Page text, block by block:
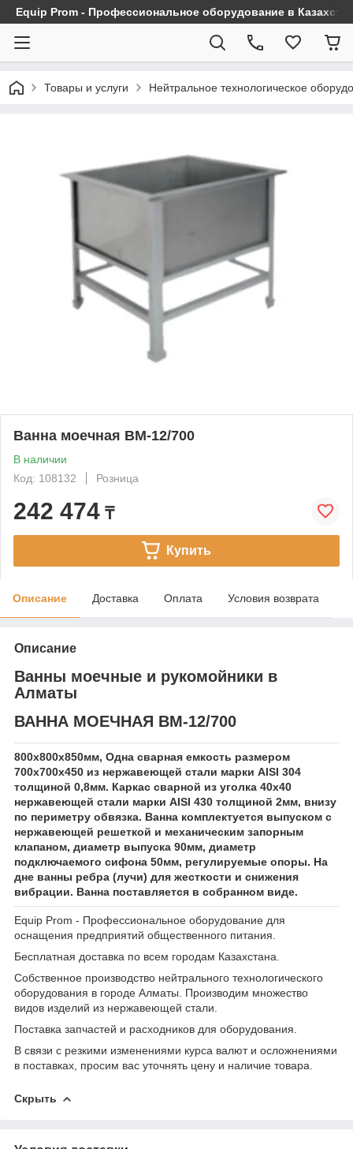
Equip Prom - Профессиональное оборудование в
Товары и услуги Нейтральное технологическое
Ванна моечная ВМ-12/700
В наличии
Код: 108132
Розница
242 474 ₸
Купить
Описание Доставка Оплата Условия возврата
Описание
Ванны моечные и рукомойники в
Алматы
ВАННА МОЕЧНАЯ ВМ-12/700
800х800х850мм, Одна сварная емкость размером
700х700х450 из нержавеющей стали марки AISI 304
толщиной 0,8мм. Каркас сварной из уголка 40х40
нержавеющей стали марки AISI 430 толщиной 2мм, внизу
по периметру обвязка. Ванна комплектуется выпуском с
нержавеющей решеткой и механическим запорным
клапаном, диаметр выпуска 90мм, диаметр
подключаемого сифона 50мм, регулируемые опоры. На
дне ванны ребра (лучи) для жесткости и снижения
вибрации. Ванна поставляется в собранном виде.
Equip Prom - Профессиональное оборудование для
оснащения предприятий общественного питания.
Бесплатная доставка по всем городам Казахстана.
Собственное производство нейтрального технологического
оборудования в городе Алматы. Производим множество
видов изделий из нержавеющей стали.
Поставка запчастей и расходников для оборудования.
В связи с резкими изменениями курса валют и осложнениями
в поставках, просим вас уточнять цену и наличие товара.
Скрыть